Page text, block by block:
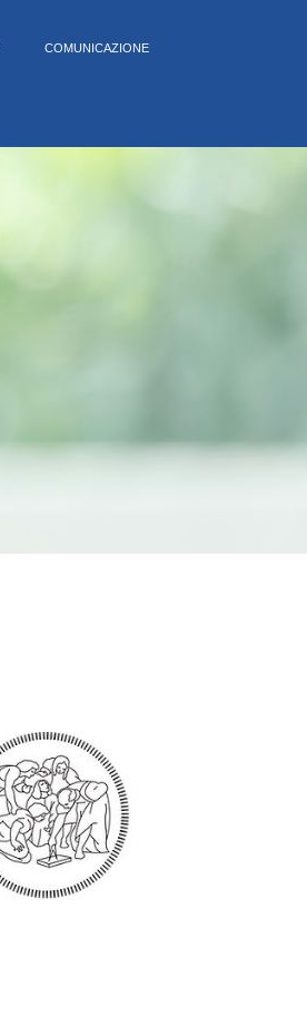
COMUNICAZIONE